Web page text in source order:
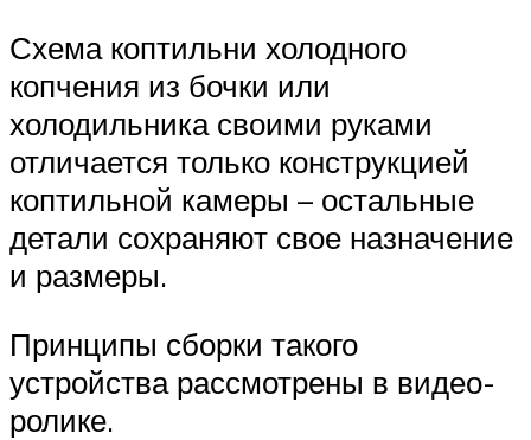
Схема коптильни холодного
копчения из бочки или
холодильника своими руками
отличается только конструкцией
коптильной камеры – остальные
детали сохраняют свое назначение
и размеры.
Принципы сборки такого
устройства рассмотрены в видео-
ролике.